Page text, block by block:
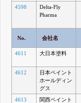
4598
Delta-Fly
Pharma
No. 会社名
4611 大日本塗料
4612
日本ペイント
ホールディン
グス
4613 関西ペイント